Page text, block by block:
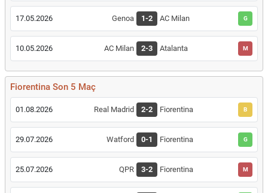
17.05.2026 Genoa 1-2 AC Milan G
10.05.2026 AC Milan 2-3 Atalanta M
Fiorentina Son 5 Maç
01.08.2026 Real Madrid 2-2 Fiorentina B
29.07.2026 Watford 0-1 Fiorentina G
25.07.2026 QPR 3-2 Fiorentina M